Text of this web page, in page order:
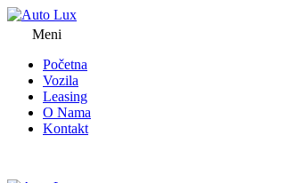
Meni
Početna
Vozila
Leasing
O Nama
Kontakt